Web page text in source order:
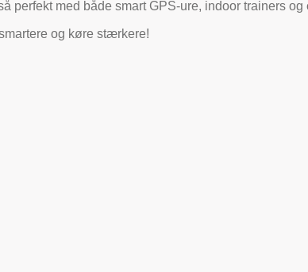
perfekt med både smart GPS-ure, indoor trainers
og køre stærkere!